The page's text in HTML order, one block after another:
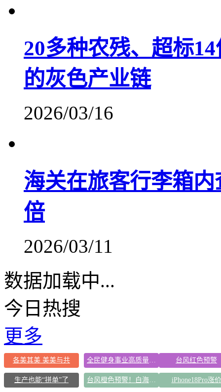
20多种农残、超标
的灰色产业链
2026/03/16
海关在旅客行李箱内
倍
2026/03/11
数据加载中...
今日热搜
更多
各美其美 美美与共 全民健身事业高质量发展 台风红色预警
生产也能“拼单”了 台风橙色预警！白海豚逼近浙闽沿海 iPhone18Pro涨价